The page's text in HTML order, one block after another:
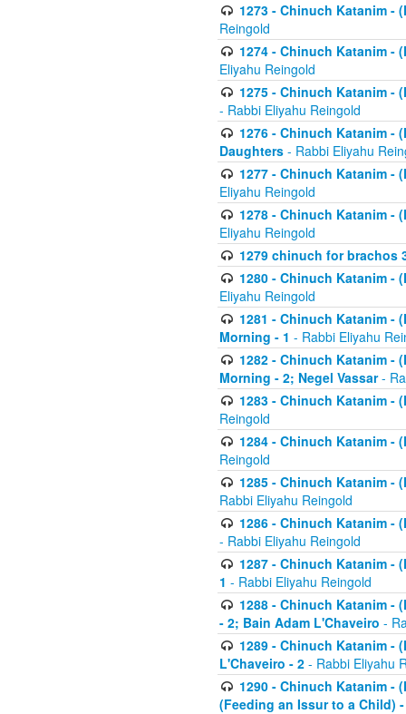
1273 - Chinuch Katanim -
Reingold
1274 - Chinuch Katanim -
Eliyahu Reingold
1275 - Chinuch Katanim -
- Rabbi Eliyahu Reingold
1276 - Chinuch Katanim -
Daughters - Rabbi Eliyahu
1277 - Chinuch Katanim -
Eliyahu Reingold
1278 - Chinuch Katanim -
Eliyahu Reingold
1279 chinuch for brachos
1280 - Chinuch Katanim -
Eliyahu Reingold
1281 - Chinuch Katanim -
Morning - 1 - Rabbi Eliyahu
1282 - Chinuch Katanim -
Morning - 2; Negel Vassar-
1283 - Chinuch Katanim -
Reingold
1284 - Chinuch Katanim -
Reingold
1285 - Chinuch Katanim -
Rabbi Eliyahu Reingold
1286 - Chinuch Katanim -
- Rabbi Eliyahu Reingold
1287 - Chinuch Katanim -
1 - Rabbi Eliyahu Reingold
1288 - Chinuch Katanim -
- 2; Bain Adam L'Chaveiro -
1289 - Chinuch Katanim -
L'Chaveiro - 2 - Rabbi Eliyahu
1290 - Chinuch Katanim -
(Feeding an Issur to a Child)